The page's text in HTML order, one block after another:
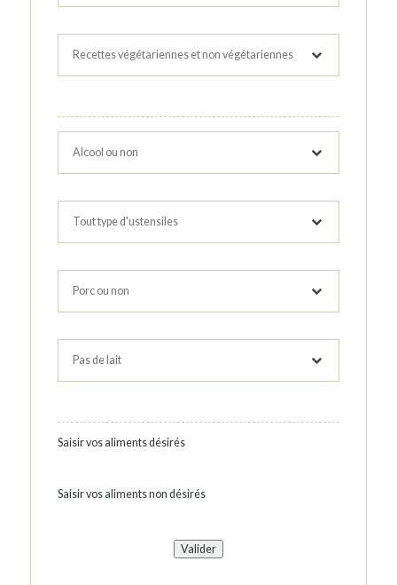
Saisir vos aliments désirés
Saisir vos aliments non désirés